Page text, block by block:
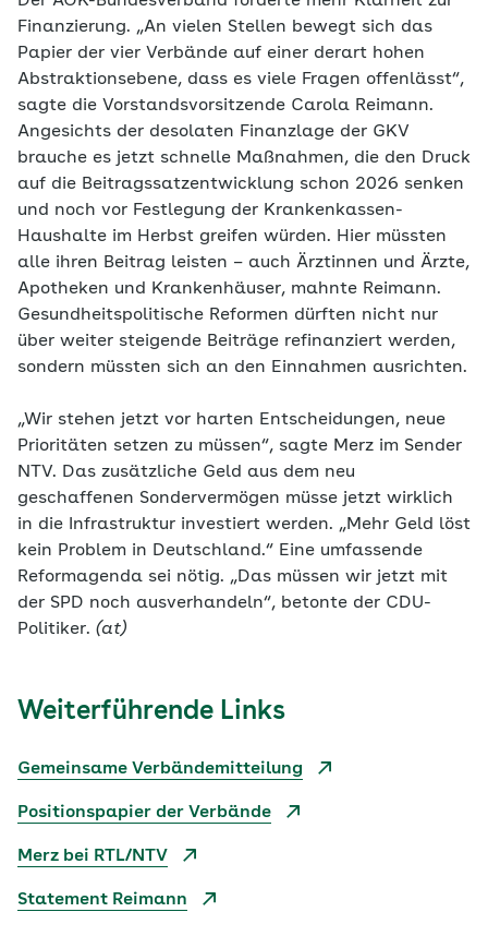
Finanzierung. „An vielen Stellen bewegt sich das
Papier der vier Verbände auf einer derart hohen
Abstraktionsebene, dass es viele Fragen offenlässt“,
sagte die Vorstandsvorsitzende Carola Reimann.
Angesichts der desolaten Finanzlage der GKV
brauche es jetzt schnelle Maßnahmen, die den Druck
auf die Beitragssatzentwicklung schon 2026 senken
und noch vor Festlegung der Krankenkassen-
Haushalte im Herbst greifen würden. Hier müssten
alle ihren Beitrag leisten – auch Ärztinnen und Ärzte,
Apotheken und Krankenhäuser, mahnte Reimann.
Gesundheitspolitische Reformen dürften nicht nur
über weiter steigende Beiträge refinanziert werden,
sondern müssten sich an den Einnahmen ausrichten.
„Wir stehen jetzt vor harten Entscheidungen, neue
Prioritäten setzen zu müssen“, sagte Merz im Sender
NTV. Das zusätzliche Geld aus dem neu
geschaffenen Sondervermögen müsse jetzt wirklich
in die Infrastruktur investiert werden. „Mehr Geld löst
kein Problem in Deutschland.“ Eine umfassende
Reformagenda sei nötig. „Das müssen wir jetzt mit
der SPD noch ausverhandeln“, betonte der CDU-
Politiker. (at)
Weiterführende Links
Gemeinsame Verbändemitteilung
Positionspapier der Verbände
Merz bei RTL/NTV
Statement Reimann